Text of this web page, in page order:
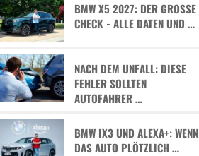
BMW X5 2027: DER GROSSE C
HECK - ALLE DATEN UND …
NACH DEM UNFALL: DIESE
FEHLER SOLLTEN
AUTOFAHRER …
BMW IX3 UND ALEXA+: WENN
DAS AUTO PLÖTZLICH …